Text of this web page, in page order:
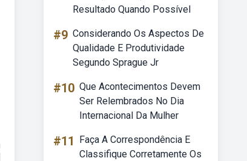
Resultado Quando Possível
#9 Considerando Os Aspectos De
Qualidade E Produtividade
Segundo Sprague Jr
#10 Que Acontecimentos Devem
Ser Relembrados No Dia
Internacional Da Mulher
#11
Faça A Correspondência E
Classifique Corretamente Os